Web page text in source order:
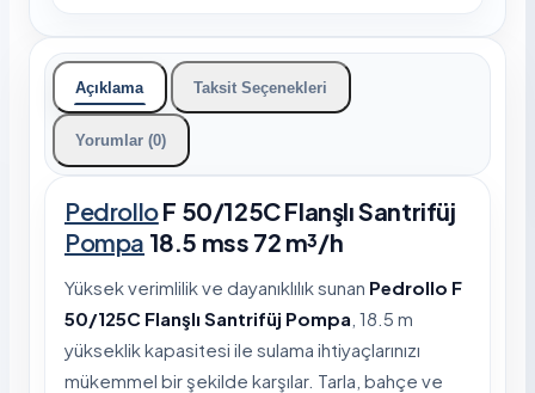
Açıklama Taksit Seçenekleri
Yorumlar (0)
PedrolloF 50/125C Flanşlı Santrifüj
Pompa 18.5 mss 72 m³/h
Yüksek verimlilik ve dayanıklılık sunan Pedrollo F
50/125C Flanşlı Santrifüj Pompa , 18.5 m
yükseklik kapasitesi ile sulama ihtiyaçlarınızı
mükemmel bir şekilde karşılar. Tarla, bahçe ve